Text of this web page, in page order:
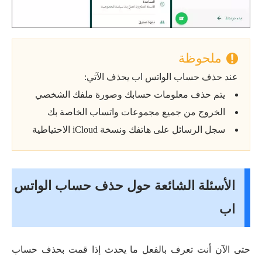
ملحوظة
عند حذف حساب الواتس اب يحذف الآتي:
يتم حذف معلومات حسابك وصورة ملفك الشخصي
الخروج من جميع مجموعات واتساب الخاصة بك
سجل الرسائل على هاتفك ونسخة iCloud الاحتياطية
الأسئلة الشائعة حول حذف حساب الواتس
اب
حتى الآن أنت تعرف بالفعل ما يحدث إذا قمت بحذف حساب